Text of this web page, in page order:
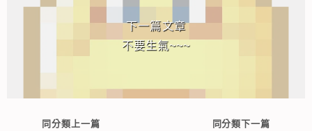
下一篇文章
不要生氣~~~
同分類上一篇 同分類下一篇